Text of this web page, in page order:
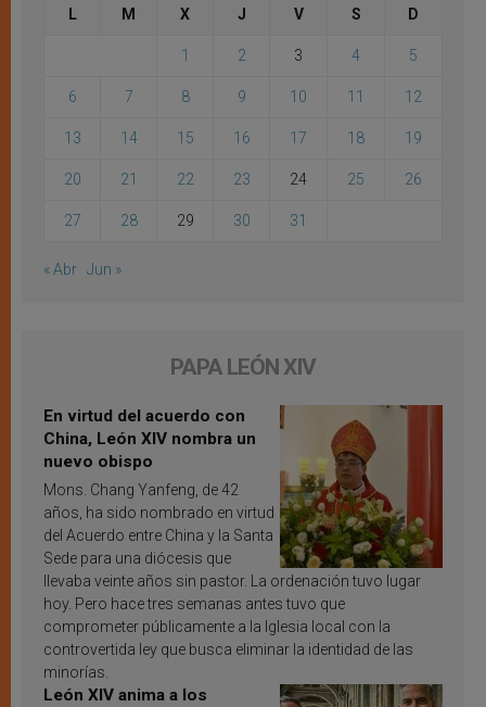
L M X J V S D
1 2 3 4 5
6 7 8 9 10 11 12
13 14 15 16 17 18 19
20 21 22 23 24 25 26
27 28 29 30 31
« Abr Jun »
PAPA LEÓN XIV
En virtud del acuerdo con
China, León XIV nombra un
nuevo obispo
Mons. Chang Yanfeng, de 42
años, ha sido nombrado en virtud
del Acuerdo entre China y la Santa
Sede para una diócesis que
llevaba veinte años sin pastor. La ordenación tuvo lugar
hoy. Pero hace tres semanas antes tuvo que
comprometer públicamente a la Iglesia local con la
controvertida ley que busca eliminar la identidad de las
minorías.
León XIV anima a los